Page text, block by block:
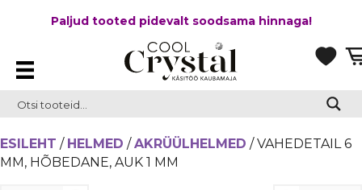
Paljud tooted pidevalt soodsama hinnaga!
ESILEHT / HELMED / AKRÜÜLHELMED / VAHEDETAIL 6
MM, HÕBEDANE, AUK 1 MM